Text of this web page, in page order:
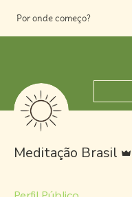
Por onde começo?
Meditação Brasil